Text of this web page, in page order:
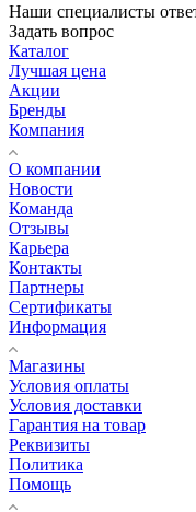
Наши специалисты
Задать вопрос
Каталог
Лучшая цена
Акции
Бренды
Компания
О компании
Новости
Команда
Отзывы
Карьера
Контакты
Партнеры
Сертификаты
Информация
Магазины
Условия оплаты
Условия доставки
Гарантия на товар
Реквизиты
Политика
Помощь